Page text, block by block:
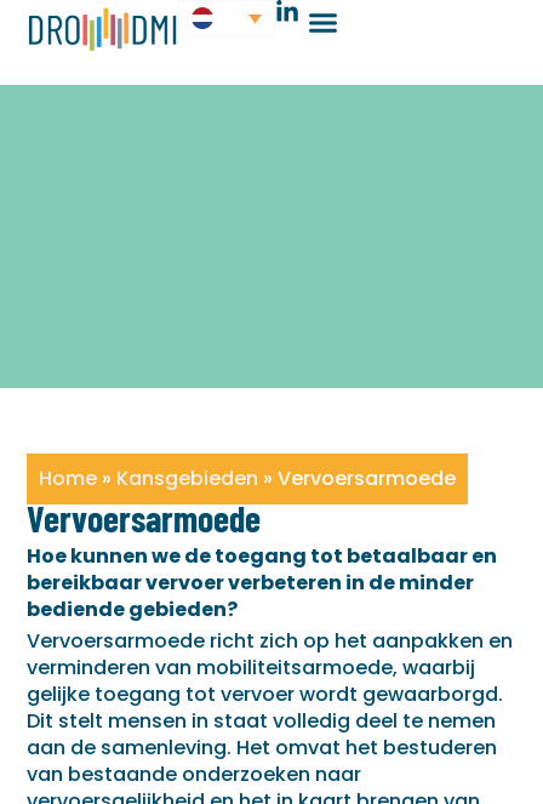
Home » Kansgebieden »Vervoersarmoede
Vervoersarmoede
Hoe kunnen we de toegang tot betaalbaar en
bereikbaar vervoer verbeteren in de minder
bediende gebieden?
Vervoersarmoede richt zich op het aanpakken en
verminderen van mobiliteitsarmoede, waarbij
gelijke toegang tot vervoer wordt gewaarborgd.
Dit stelt mensen in staat volledig deel te nemen
aan de samenleving. Het omvat het bestuderen
van bestaande onderzoeken naar